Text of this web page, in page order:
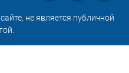
не является публичной